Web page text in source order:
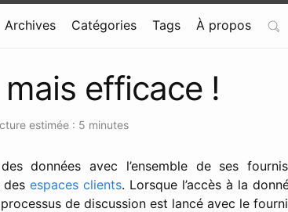
Archives Catégories Tags À propos
efficace !
estimée : 5 minutes
données avec l’ensemble de ses
desespaces clients. Lorsque l’accès à la
de discussion est lancé avec le